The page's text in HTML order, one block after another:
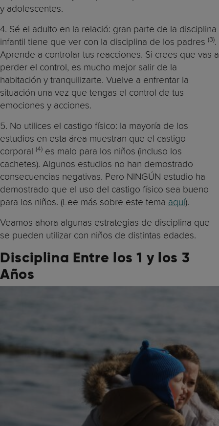
y adolescentes.
4. Sé el adulto en la relació: gran parte de la disciplina
infantil tiene que ver con la disciplina de los padres (3).
Aprende a controlar tus reacciones. Si crees que vas a
perder el control, es mucho mejor salir de la
habitación y tranquilizarte. Vuelve a enfrentar la
situación una vez que tengas el control de tus
emociones y acciones.
5. No utilices el castigo físico: la mayoría de los
estudios en esta área muestran que el castigo
corporal (4) es malo para los niños (incluso los
cachetes). Algunos estudios no han demostrado
consecuencias negativas. Pero NINGÚN estudio ha
demostrado que el uso del castigo físico sea bueno
para los niños. (Lee más sobre este tema aquí).
Veamos ahora algunas estrategias de disciplina que
se pueden utilizar con niños de distintas edades.
Disciplina Entre los 1 y los 3
Años